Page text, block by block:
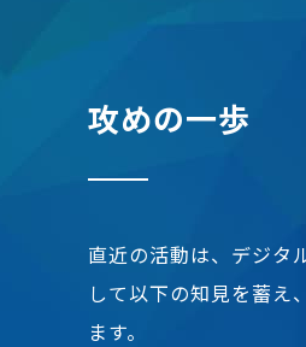
攻めの一歩
直近の活動は、デジタ
して以下の知見を蓄え
ます。